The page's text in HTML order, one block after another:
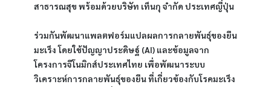
สาธารณสุข พร้อมด้วยบริษัท เท็นกุ จำกัด ประเทศญี่ปุ่น
ร่วมกันพัฒนาแพลตฟอร์มแปลผลการกลายพันธุ์ของยีน
มะเร็ง โดยใช้ปัญญาประดิษฐ์ (AI) และข้อมูลจาก
โครงการจีโนมิกส์ประเทศไทย เพื่อพัฒนาระบบ
วิเคราะห์การกลายพันธุ์ของยีน ที่เกี่ยวข้องกับโรคมะเร็ง